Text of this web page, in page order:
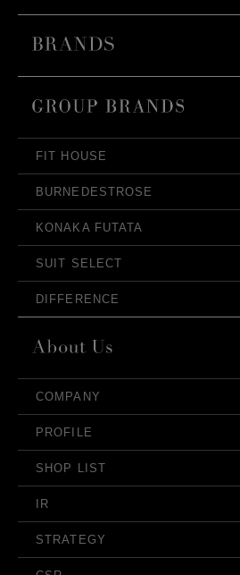
FIT HOUSE
BURNEDESTROSE
KONAKA FUTATA
SUIT SELECT
DIFFERENCE
COMPANY
PROFILE
SHOP LIST
IR
STRATEGY